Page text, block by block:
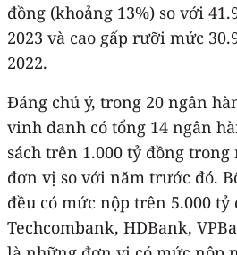
đồng (khoảng 13%) so với
2023 và cao gấp rưỡi mức
2022.
Đáng chú ý, trong 20 ngân
vinh danh có tổng 14 ngân
sách trên 1.000 tỷ đồng trong
đơn vị so với năm trước đó.
đều có mức nộp trên 5.000 tỷ
Techcombank, HDBank,